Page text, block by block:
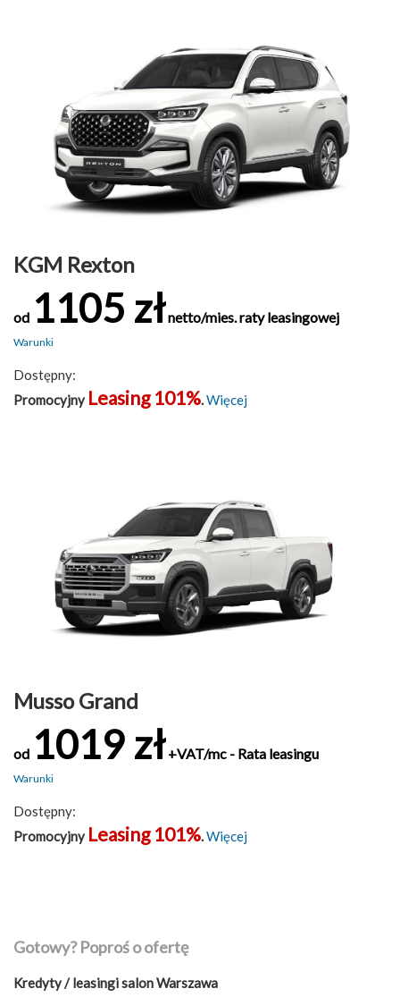
KGM Rexton
od 1105 złnetto/mies. raty leasingowej
Warunki
Dostępny:
Promocyjny Leasing 101%.Więcej
Musso Grand
od 1019 zł +VAT/mc - Rata leasingu
Warunki
Dostępny:
Promocyjny Leasing 101%.Więcej
Gotowy? Poproś o ofertę
Kredyty / leasingi salon Warszawa